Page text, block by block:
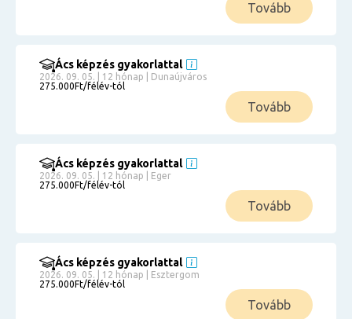
Tovább
Ács képzés gyakorlattal
2026. 09. 05. | 12 hónap | Dunaújváros
275.000Ft/félév-tól
Tovább
Ács képzés gyakorlattal
2026. 09. 05. | 12 hónap | Eger
275.000Ft/félév-tól
Tovább
Ács képzés gyakorlattal
2026. 09. 05. | 12 hónap | Esztergom
275.000Ft/félév-tól
Tovább